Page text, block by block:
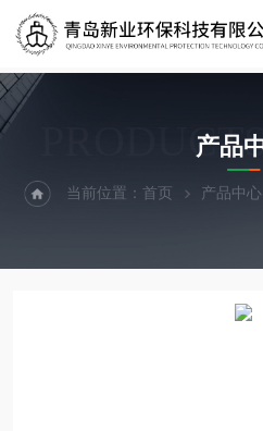
产品
当前位置：首页 产品中心